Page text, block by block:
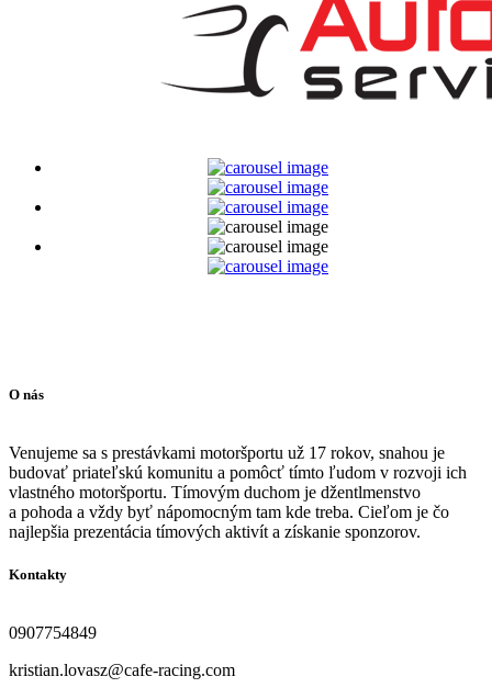
O nás
Venujeme sa s prestávkami motoršportu už 17 rokov, snahou je
budovať priateľskú komunitu a pomôcť tímto ľudom v rozvoji ich
vlastného motoršportu. Tímovým duchom je džentlmenstvo
a pohoda a vždy byť nápomocným tam kde treba. Cieľom je čo
najlepšia prezentácia tímových aktivít a získanie sponzorov.
Kontakty
0907754849
kristian.lovasz@cafe-racing.com